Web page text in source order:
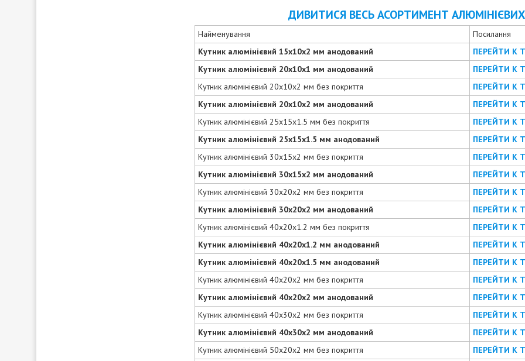
ДИВИТИСЯ ВЕСЬ АСОРТИМЕНТ АЛЮМІНІЄВИХ
Найменування
Посилання
Кутник алюмінієвий 15х10х2 мм анодований
ПЕРЕЙТИ К
Кутник алюмінієвий 20х10х1 мм анодований
ПЕРЕЙТИ К
Кутник алюмінієвий 20х10х2 мм без покриття
ПЕРЕЙТИ К
Кутник алюмінієвий 20х10х2 мм анодований
ПЕРЕЙТИ К
Кутник алюмінієвий 25х15х1.5 мм без покриття
ПЕРЕЙТИ К
Кутник алюмінієвий 25х15х1.5 мм анодований
ПЕРЕЙТИ К
Кутник алюмінієвий 30х15х2 мм без покриття
ПЕРЕЙТИ К
Кутник алюмінієвий 30х15х2 мм анодований
ПЕРЕЙТИ К
Кутник алюмінієвий 30х20х2 мм без покриття
ПЕРЕЙТИ К
Кутник алюмінієвий 30х20х2 мм анодований
ПЕРЕЙТИ К
Кутник алюмінієвий 40х20х1.2 мм без покриття
ПЕРЕЙТИ К
Кутник алюмінієвий 40х20х1.2 мм анодований
ПЕРЕЙТИ К
Кутник алюмінієвий 40х20х1.5 мм анодований
ПЕРЕЙТИ К
Кутник алюмінієвий 40х20х2 мм без покриття
ПЕРЕЙТИ К
Кутник алюмінієвий 40х20х2 мм анодований
ПЕРЕЙТИ К
Кутник алюмінієвий 40х30х2 мм без покриття
ПЕРЕЙТИ К
Кутник алюмінієвий 40х30х2 мм анодований
ПЕРЕЙТИ К
Кутник алюмінієвий 50х20х2 мм без покриття
ПЕРЕЙТИ К